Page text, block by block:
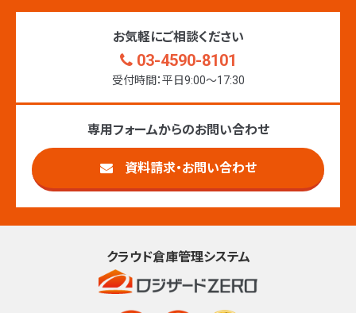
お気軽にご相談ください
03-4590-8101
受付時間：平日9:00〜17:30
専用フォームからのお問い合わせ
資料請求・お問い合わせ
クラウド倉庫管理システム